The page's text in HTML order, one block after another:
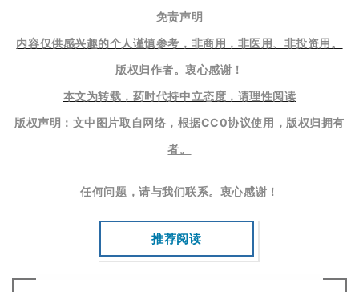
我
免责声明
内容仅供感兴趣的个人谨慎参考，非商用，非医用、非投资用。
版权归作者。衷心感谢！
本文为转载，药时代持中立态度，请理性阅读
版权声明：文中图片取自网络，根据CC0协议使用，版权归拥有
者。
任何问题，请与我们联系。衷心感谢 ！
推荐阅读